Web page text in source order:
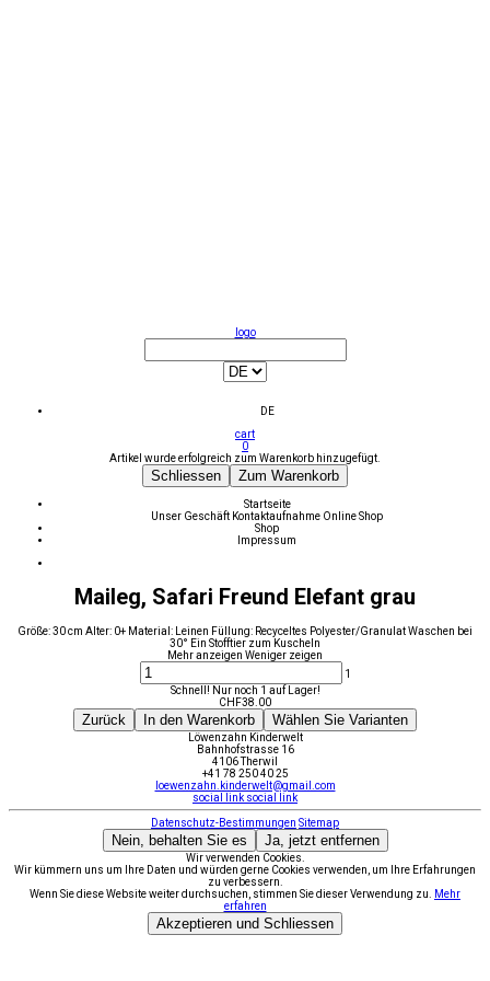
logo
DE
cart
0
Artikel wurde erfolgreich zum Warenkorb hinzugefügt.
Schliessen Zum Warenkorb
Startseite
Unser Geschäft Kontaktaufnahme Online Shop
Shop
Impressum
Maileg, Safari Freund Elefant grau
Größe: 30 cm Alter: 0+ Material: Leinen Füllung: Recyceltes Polyester/Granulat Waschen bei
30° Ein Stofftier zum Kuscheln
Mehr anzeigen Weniger zeigen
1
Schnell! Nur noch 1 auf Lager!
CHF38.00
Zurück In den Warenkorb Wählen Sie Varianten
Löwenzahn Kinderwelt
Bahnhofstrasse 16
4106 Therwil
+41 78 250 40 25
loewenzahn.kinderwelt@gmail.com
social link social link
Datenschutz-Bestimmungen Sitemap
Nein, behalten Sie es Ja, jetzt entfernen
Wir verwenden Cookies.
Wir kümmern uns um Ihre Daten und würden gerne Cookies verwenden, um Ihre Erfahrungen
zu verbessern.
Wenn Sie diese Website weiter durchsuchen, stimmen Sie dieser Verwendung zu.
Mehr
erfahren
Akzeptieren und Schliessen